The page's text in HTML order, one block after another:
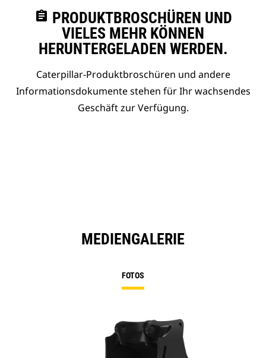
assignment PRODUKTBROSCHÜREN UND
VIELES MEHR KÖNNEN
HERUNTERGELADEN WERDEN.
Caterpillar-Produktbroschüren und andere
Informationsdokumente stehen für Ihr wachsendes
Geschäft zur Verfügung.
MEDIENGALERIE
FOTOS